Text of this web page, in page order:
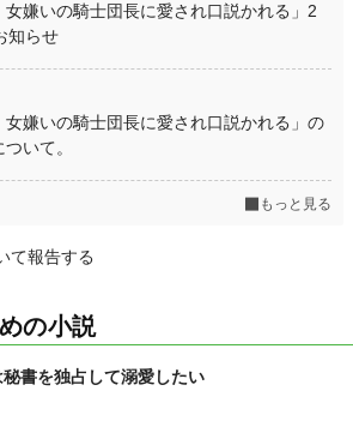
女嫌いの騎士団長に愛され口説かれる」2
知らせ
女嫌いの騎士団長に愛され口説かれる」の
いて。
もっと見る
て報告する
の小説
書を独占して溺愛したい